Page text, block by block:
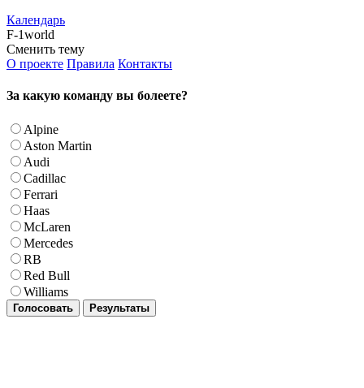
Календарь
F-1world
Сменить тему
О проекте Правила Контакты
За какую команду вы болеете?
Alpine
Aston Martin
Audi
Cadillac
Ferrari
Haas
McLaren
Mercedes
RB
Red Bull
Williams
Голосовать Результаты